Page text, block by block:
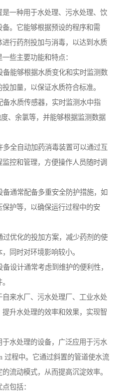
一种用于水处理、污水处理、饮
备。它能够根据预设的程序和需
进行药剂投加与消毒，以达到水质
些主要功能和特点：
能够根据水质变化和实时监测数
加量，以保证水质符合标准。
水质传感器，实时监测水中指
、余氯等，并能够根据监测数据
全自动加药消毒装置可以通过互
控和管理，方便操作人员随时调
通常配备多重安全防护措施，如
保护等，以确保运行过程中的安
优化的投加方案，减少药剂的使
同时对环境影响较小。
设计通常考虑到维护的便利性，
来水厂、污水处理厂、工业水处
升水处理的效率和效果，实现智
水处理的设备，广泛应用于污水
过程中。它通过斜置的管道使水流
流动模式，从而提高沉淀效率。
包括：